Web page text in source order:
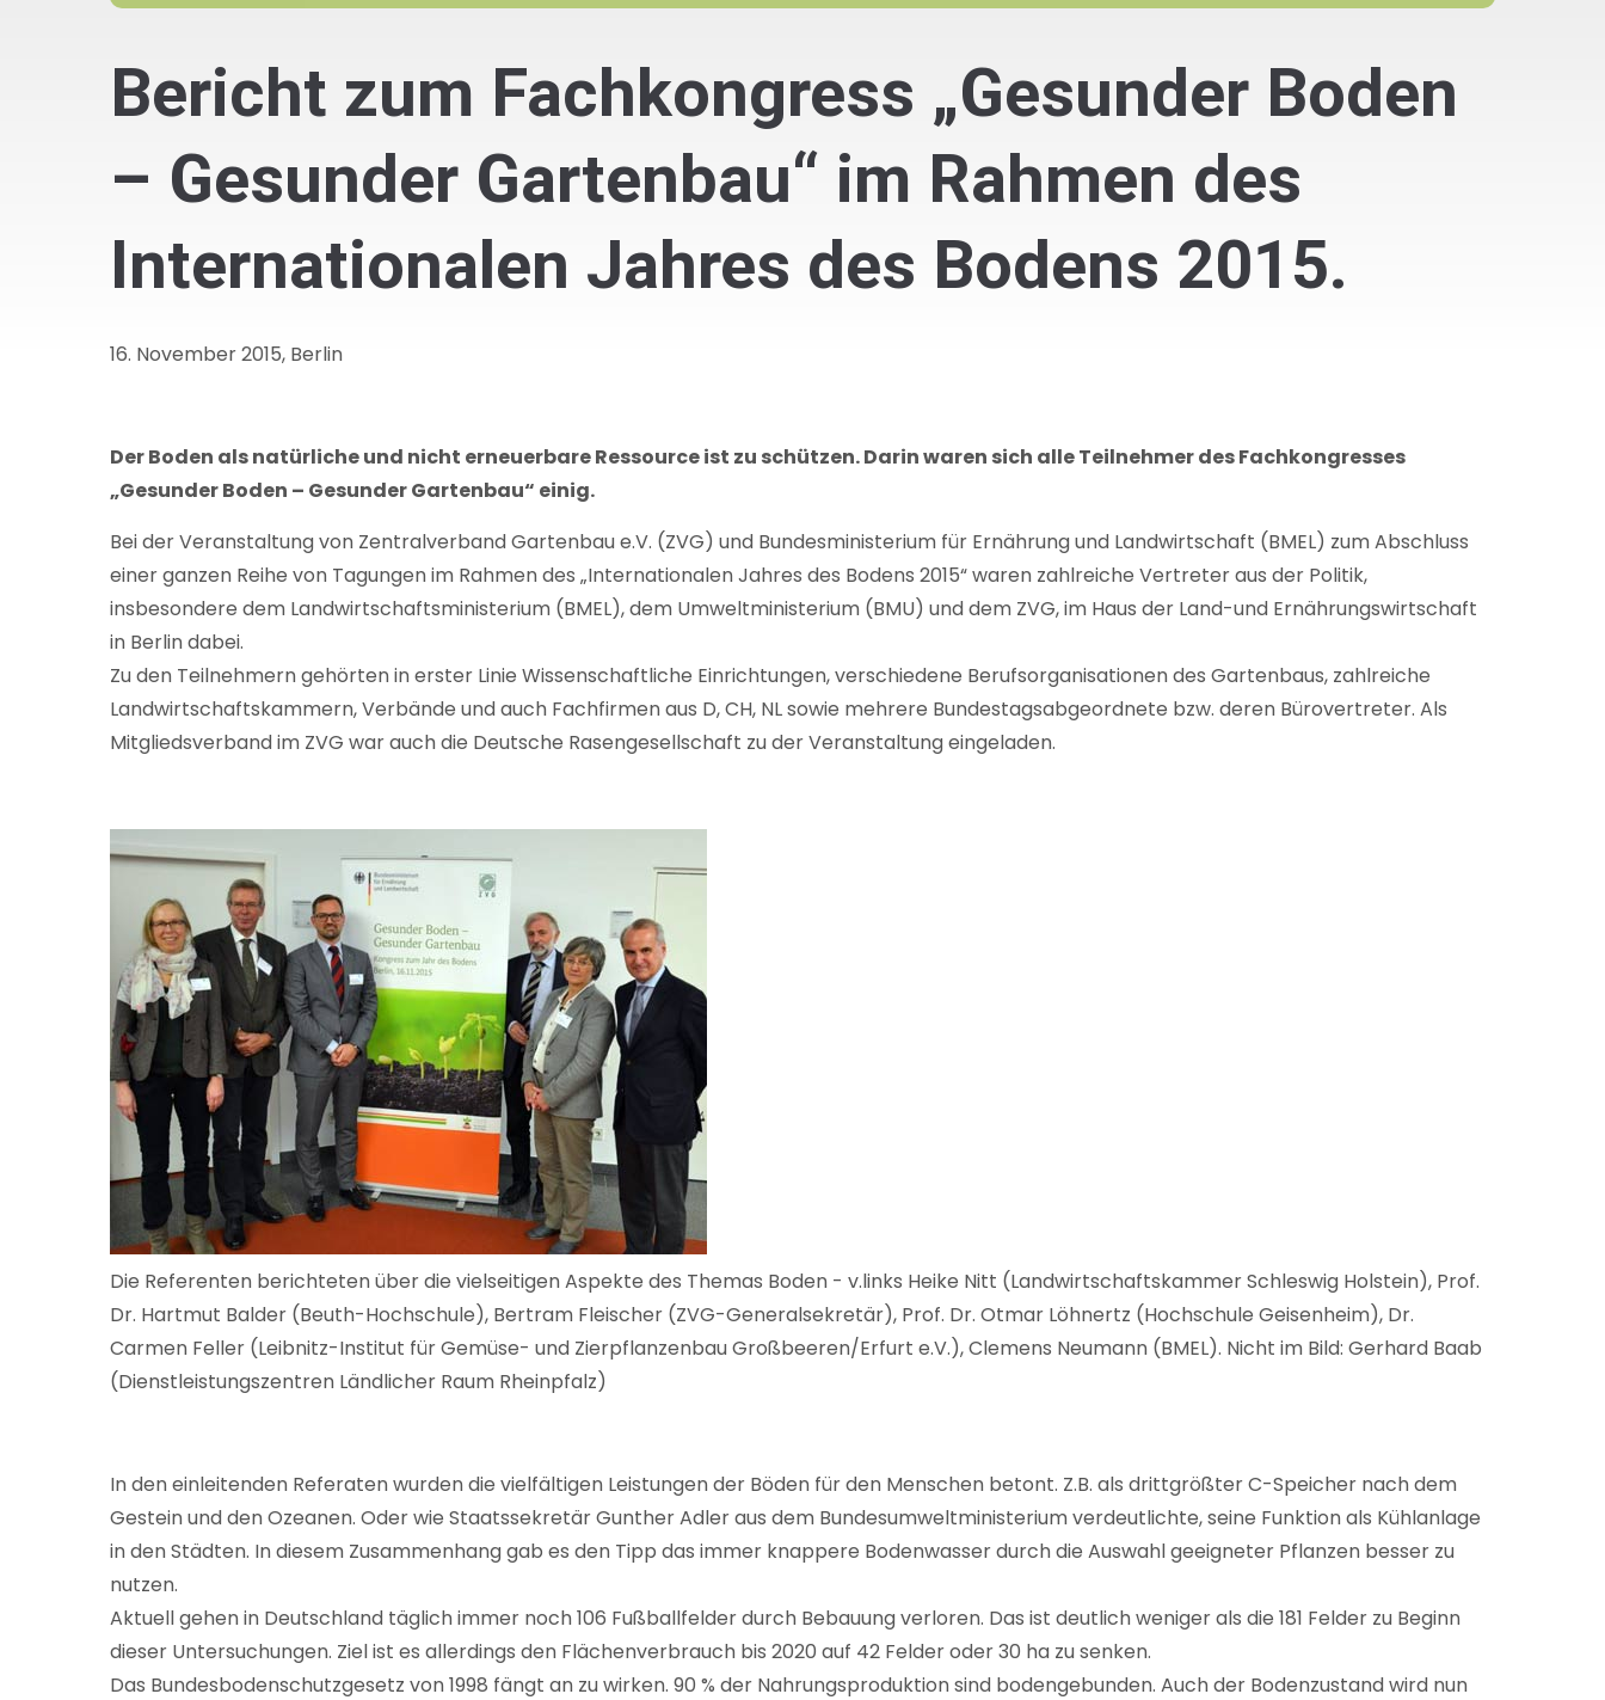
Bericht zum Fachkongress „Gesunder Boden
– Gesunder Gartenbau“ im Rahmen des
Internationalen Jahres des Bodens 2015.
16. November 2015, Berlin
Der Boden als natürliche und nicht erneuerbare Ressource ist zu schützen. Darin waren sich alle Teilnehmer des Fachkongresses
„Gesunder Boden – Gesunder Gartenbau“ einig.
Bei der Veranstaltung von Zentralverband Gartenbau e.V. (ZVG) und Bundesministerium für Ernährung und Landwirtschaft (BMEL) zum Abschluss
einer ganzen Reihe von Tagungen im Rahmen des „Internationalen Jahres des Bodens 2015“ waren zahlreiche Vertreter aus der Politik,
insbesondere dem Landwirtschaftsministerium (BMEL), dem Umweltministerium (BMU) und dem ZVG, im Haus der Land-und Ernährungswirtschaft
in Berlin dabei.
Zu den Teilnehmern gehörten in erster Linie Wissenschaftliche Einrichtungen, verschiedene Berufsorganisationen des Gartenbaus, zahlreiche
Landwirtschaftskammern, Verbände und auch Fachfirmen aus D, CH, NL sowie mehrere Bundestagsabgeordnete bzw. deren Bürovertreter. Als
Mitgliedsverband im ZVG war auch die Deutsche Rasengesellschaft zu der Veranstaltung eingeladen.
Die Referenten berichteten über die vielseitigen Aspekte des Themas Boden - v.links Heike Nitt (Landwirtschaftskammer Schleswig Holstein), Prof.
Dr. Hartmut Balder (Beuth-Hochschule), Bertram Fleischer (ZVG-Generalsekretär), Prof. Dr. Otmar Löhnertz (Hochschule Geisenheim), Dr.
Carmen Feller (Leibnitz-Institut für Gemüse- und Zierpflanzenbau Großbeeren/Erfurt e.V.), Clemens Neumann (BMEL). Nicht im Bild: Gerhard Baab
(Dienstleistungszentren Ländlicher Raum Rheinpfalz)
In den einleitenden Referaten wurden die vielfältigen Leistungen der Böden für den Menschen betont. Z.B. als drittgrößter C-Speicher nach dem
Gestein und den Ozeanen. Oder wie Staatssekretär Gunther Adler aus dem Bundesumweltministerium verdeutlichte, seine Funktion als Kühlanlage
in den Städten. In diesem Zusammenhang gab es den Tipp das immer knappere Bodenwasser durch die Auswahl geeigneter Pflanzen besser zu
nutzen.
Aktuell gehen in Deutschland täglich immer noch 106 Fußballfelder durch Bebauung verloren. Das ist deutlich weniger als die 181 Felder zu Beginn
dieser Untersuchungen. Ziel ist es allerdings den Flächenverbrauch bis 2020 auf 42 Felder oder 30 ha zu senken.
Das Bundesbodenschutzgesetz von 1998 fängt an zu wirken. 90 % der Nahrungsproduktion sind bodengebunden. Auch der Bodenzustand wird nun